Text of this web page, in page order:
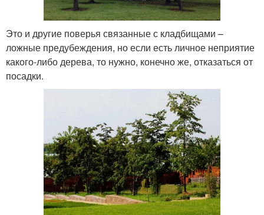
Это и другие поверья связанные с кладбищами –
ложные предубеждения, но если есть личное неприятие
какого-либо дерева, то нужно, конечно же, отказаться от
посадки.